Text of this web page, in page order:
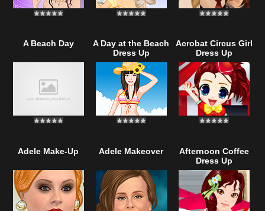
A Beach Day
A Day at the Beach
Dress Up
Acrobat Circus Girl
Dress Up
Adele Make-Up Adele Makeover
Afternoon Coffee
Dress Up